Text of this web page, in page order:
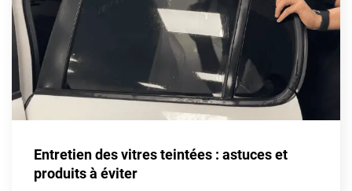
Fisker
Ford
Foton
Entretien des vitres teintées : astuces et
produits à éviter